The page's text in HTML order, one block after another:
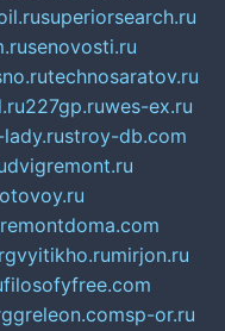
superiorsearch.ru
senovosti.ru
technosaratov.ru
227gp.ruwes-ex.ru
stroy-db.com
dvigremont.ru
remontdoma.com
vyitikho.rumirjon.ru
filosofyfree.com
greleon.comsp-or.ru